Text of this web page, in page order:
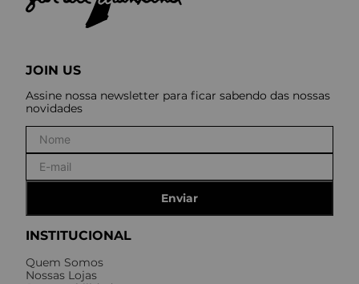
INSTITUCIONAL
Quem Somos
Nossas Lojas
JOIN US
Assine nossa newsletter para ficar sabendo das nossas
novidades
Enviar